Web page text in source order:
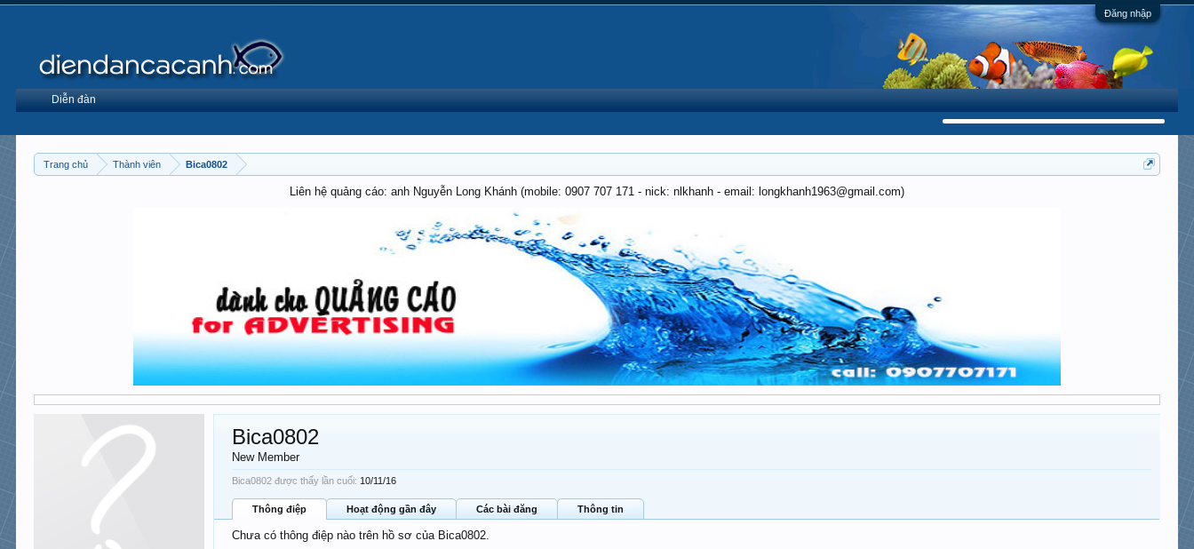
Đăng nhập
Trang chủ Thành viên Bica0802
Liên hệ quảng cáo: anh Nguyễn Long Khánh (mobile: 0907 707 171 - nick: nlkhanh - email: longkhanh1963@gmail.com)
Bica0802
New Member
Bica0802 được thấy lần cuối: 10/11/16
Thông điệp Hoạt động gần đây Các bài đăng Thông tin
Chưa có thông điệp nào trên hồ sơ của Bica0802.
Diễn đàn